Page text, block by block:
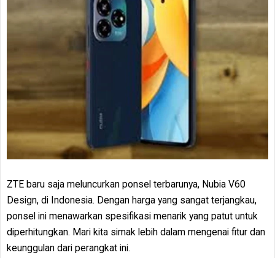
ZTE baru saja meluncurkan ponsel terbarunya, Nubia V60
Design, di Indonesia. Dengan harga yang sangat terjangkau,
ponsel ini menawarkan spesifikasi menarik yang patut untuk
diperhitungkan. Mari kita simak lebih dalam mengenai fitur dan
keunggulan dari perangkat ini.